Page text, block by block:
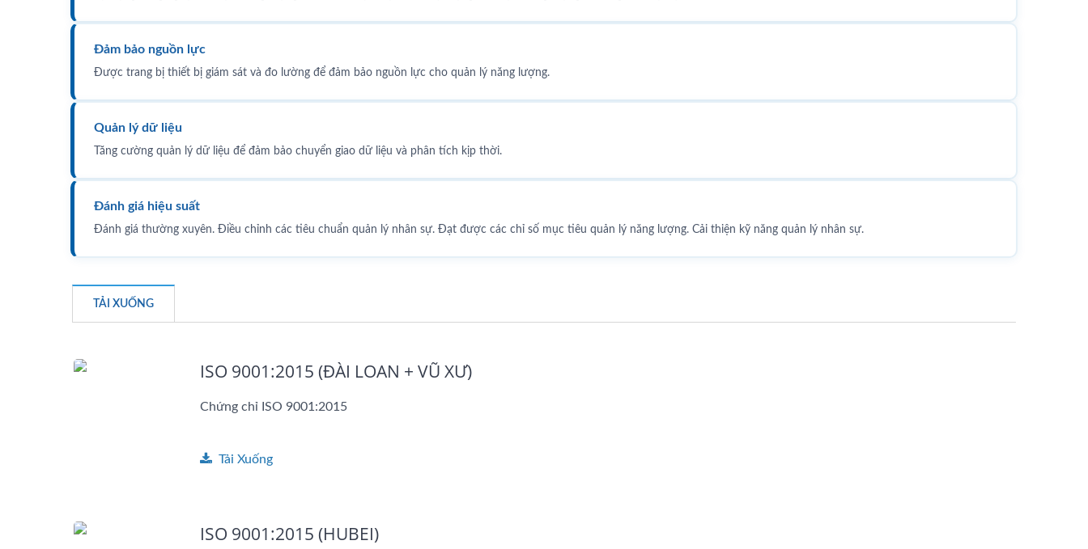
Đảm bảo nguồn lực
Được trang bị thiết bị giám sát và đo lường để đảm bảo nguồn lực cho quản lý năng lượng.
Quản lý dữ liệu
Tăng cường quản lý dữ liệu để đảm bảo chuyển giao dữ liệu và phân tích kịp thời.
Đánh giá hiệu suất
Đánh giá thường xuyên. Điều chỉnh các tiêu chuẩn quản lý nhân sự. Đạt được các chỉ số mục tiêu quản lý năng lượng. Cải thiện kỹ năng quản lý nhân sự.
TẢI XUỐNG
ISO 9001:2015 (ĐÀI LOAN + VŨ XƯ)
Chứng chỉ ISO 9001:2015
Tải Xuống
ISO 9001:2015 (HUBEI)